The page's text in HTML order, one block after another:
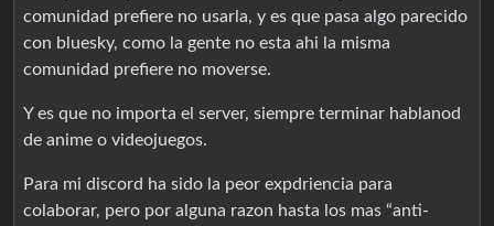
comunidad prefiere no usarla, y es que pasa algo parecido
con bluesky, como la gente no esta ahi la misma
comunidad prefiere no moverse.
Y es que no importa el server, siempre terminar hablanod
de anime o videojuegos.
Para mi discord ha sido la peor expdriencia para
colaborar, pero por alguna razon hasta los mas “anti-